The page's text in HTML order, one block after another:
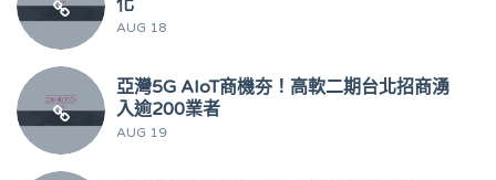
化
AUG 18
亞灣5G AIoT商機夯！高軟二期台北招商湧
入逾200業者
AUG 19